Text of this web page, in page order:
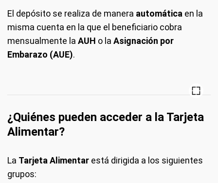
El depósito se realiza de manera automática en la
misma cuenta en la que el beneficiario cobra
mensualmente la AUH o la Asignación por
Embarazo (AUE).
¿Quiénes pueden acceder a la Tarjeta
Alimentar?
La Tarjeta Alimentar está dirigida a los siguientes
grupos: